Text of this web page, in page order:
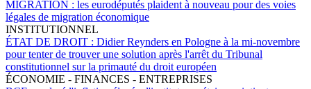
MIGRATION : les eurodéputés plaident à nouveau pour des voies
légales de migration économique
INSTITUTIONNEL
ÉTAT DE DROIT : Didier Reynders en Pologne à la mi-novembre
pour tenter de trouver une solution après l'arrêt du Tribunal
constitutionnel sur la primauté du droit européen
ÉCONOMIE - FINANCES - ENTREPRISES